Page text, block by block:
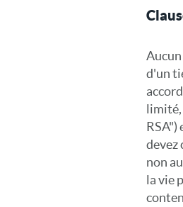
d'un
limité,
devez
non
la vie